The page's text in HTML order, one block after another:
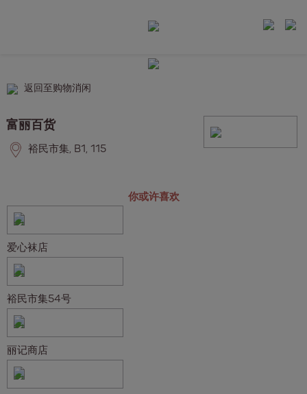
返回至购物消闲
富丽百货
裕民市集, B1, 115
你或许喜欢
爱心袜店
裕民市集54号
丽记商店